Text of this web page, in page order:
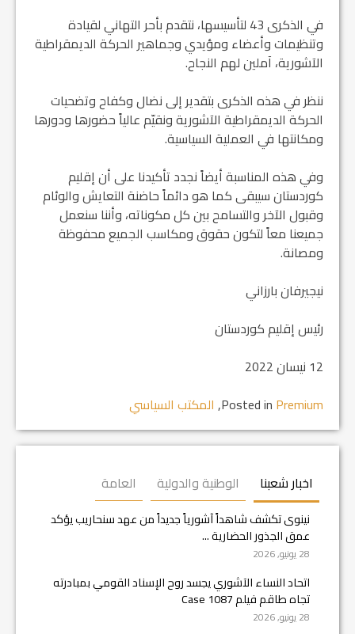
في الذكرى 43 لتأسيسها، نتقدم بأحر التهاني لقيادة
وتنظيمات وأعضاء ومؤيدي وجماهير الحركة الديمقراطية
الآشورية، آملين لهم النجاح.
ننظر في هذه الذكرى بتقدير إلى نضال وكفاح وتضحيات
الحركة الديمقراطية الآشورية ونقيّم عالياً حضورها ودورها
ومكانتها في العملية السياسية.
وفي هذه المناسبة أيضاً نجدد تأكيدنا على أن إقليم
كوردستان سيبقى كما هو دائماً حاضنة التعايش والوئام
وقبول الآخر والتسامح بين كل مكوناته، وأننا سنعمل
جميعنا معاً لتكون حقوق ومكاسب الجميع محفوظة
ومصانة.
نيجيرفان بارزاني
رئيس إقليم كوردستان
12 نيسان 2022
Posted in Premium
, المكتب السياسي
اخبار شعبنا الوطنية والدولية العامة
نينوى تكشف شاهداً آشورياً جديداً من عهد سنحاريب يؤكد
عمق الجذور الحضارية ...
28 يونيو, 2026
اتحاد النساء الآشوري يجسد روح الإسناد القومي بمبادرته
تجاه طاقم فيلم Case 1087
28 يونيو, 2026